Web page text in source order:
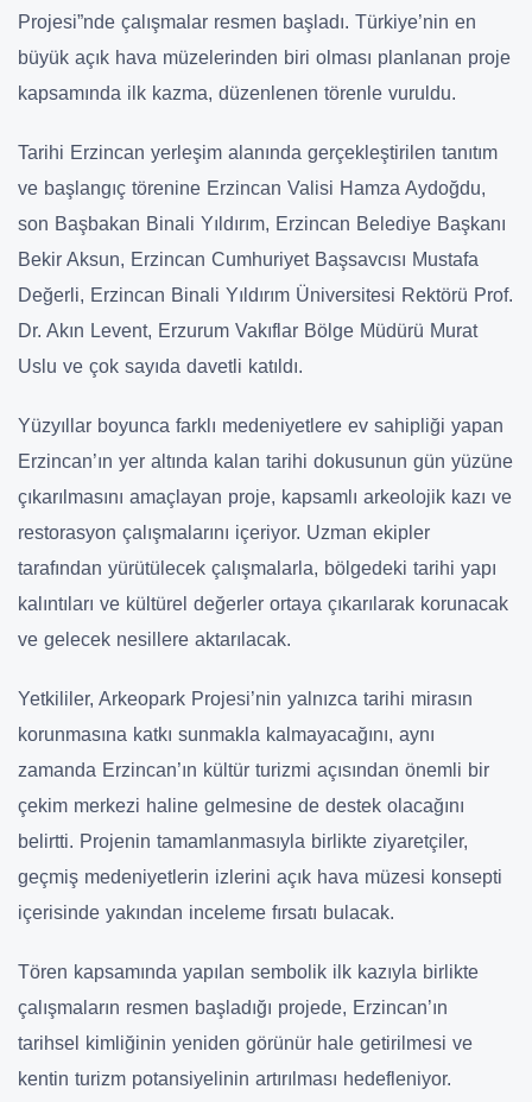
Projesi”nde çalışmalar resmen başladı. Türkiye’nin en
büyük açık hava müzelerinden biri olması planlanan proje
kapsamında ilk kazma, düzenlenen törenle vuruldu.
Tarihi Erzincan yerleşim alanında gerçekleştirilen tanıtım
ve başlangıç törenine Erzincan Valisi Hamza Aydoğdu,
son Başbakan Binali Yıldırım, Erzincan Belediye Başkanı
Bekir Aksun, Erzincan Cumhuriyet Başsavcısı Mustafa
Değerli, Erzincan Binali Yıldırım Üniversitesi Rektörü Prof.
Dr. Akın Levent, Erzurum Vakıflar Bölge Müdürü Murat
Uslu ve çok sayıda davetli katıldı.
Yüzyıllar boyunca farklı medeniyetlere ev sahipliği yapan
Erzincan’ın yer altında kalan tarihi dokusunun gün yüzüne
çıkarılmasını amaçlayan proje, kapsamlı arkeolojik kazı ve
restorasyon çalışmalarını içeriyor. Uzman ekipler
tarafından yürütülecek çalışmalarla, bölgedeki tarihi yapı
kalıntıları ve kültürel değerler ortaya çıkarılarak korunacak
ve gelecek nesillere aktarılacak.
Yetkililer, Arkeopark Projesi’nin yalnızca tarihi mirasın
korunmasına katkı sunmakla kalmayacağını, aynı
zamanda Erzincan’ın kültür turizmi açısından önemli bir
çekim merkezi haline gelmesine de destek olacağını
belirtti. Projenin tamamlanmasıyla birlikte ziyaretçiler,
geçmiş medeniyetlerin izlerini açık hava müzesi konsepti
içerisinde yakından inceleme fırsatı bulacak.
Tören kapsamında yapılan sembolik ilk kazıyla birlikte
çalışmaların resmen başladığı projede, Erzincan’ın
tarihsel kimliğinin yeniden görünür hale getirilmesi ve
kentin turizm potansiyelinin artırılması hedefleniyor.